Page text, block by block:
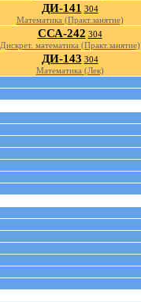
ДИ-141 304
Математика (Практ.занятие)
ССА-242 304
Дискрет. математика (Практ.занятие)
ДИ-143 304
Математика (Лек)